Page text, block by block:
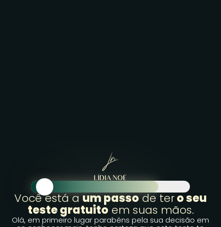
Você está aum passode tero seu
teste gratuito em suas mãos.
Olá, em primeiro lugar parabéns pela sua decisão em